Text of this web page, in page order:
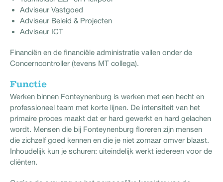
Adviseur Vastgoed
Adviseur Beleid & Projecten
Adviseur ICT
Financiën en de financiële administratie vallen onder de
Concerncontroller (tevens MT collega).
Functie
Werken binnen Fonteynenburg is werken met een hecht en
professioneel team met korte lijnen. De intensiteit van het
primaire proces maakt dat er hard gewerkt en hard gelachen
wordt. Mensen die bij Fonteynenburg floreren zijn mensen
die zichzelf goed kennen en die je niet zomaar omver blaast.
Inhoudelijk kun je schuren: uiteindelijk werkt iedereen voor de
cliënten.